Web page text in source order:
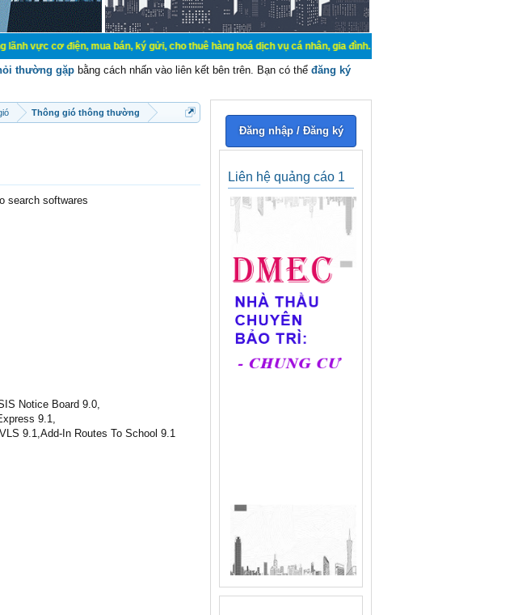
mua bán, ký gửi, cho thuê hàng hoá dịch vụ cá nhân, gia đình. Mua bán, ký gửi, cho thuê thiết bị hệ
thường gặp bằng cách nhấn vào liên kết bên trên. Bạn có thể đăng ký
Thông gió thông thường
search softwares
Notice Board 9.0,
9.1,
9.1,Add-In Routes To School 9.1
Đăng nhập / Đăng ký
Liên hệ quảng cáo 1